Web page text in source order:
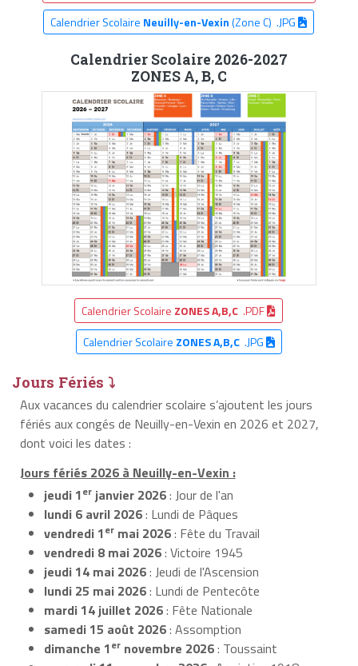
Calendrier Scolaire Neuilly-en-Vexin(Zone C) .JPG
Calendrier Scolaire 2026-2027
ZONES A, B, C
Calendrier Scolaire ZONES A,B,C .PDF
Calendrier Scolaire ZONES A,B,C.JPG
Jours Fériés ⤵
Aux vacances du calendrier scolaire s’ajoutent les jours
fériés aux congés de Neuilly-en-Vexin en 2026 et 2027,
dont voici les dates :
Jours fériés 2026 à Neuilly-en-Vexin :
jeudi 1er janvier 2026: Jour de l'an
lundi 6 avril 2026: Lundi de Pâques
vendredi 1er mai 2026: Fête du Travail
vendredi 8 mai 2026: Victoire 1945
jeudi 14 mai 2026: Jeudi de l'Ascension
lundi 25 mai 2026: Lundi de Pentecôte
mardi 14 juillet 2026: Fête Nationale
samedi 15 août 2026: Assomption
dimanche 1er novembre 2026: Toussaint